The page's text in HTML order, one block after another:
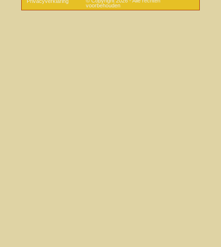
voorbehouden